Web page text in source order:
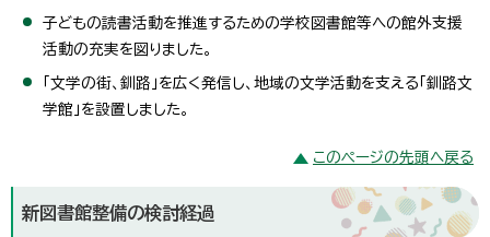
子どもの読書活動を推進するための学校図書館等への館外支援
活動の充実を図りました。
「文学の街、釧路」を広く発信し、地域の文学活動を支える「釧路文
学館」を設置しました。
このページの先頭へ戻る
新図書館整備の検討経過